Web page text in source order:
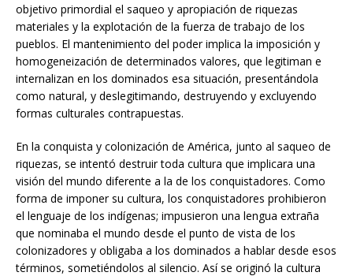
objetivo primordial el saqueo y apropiación de riquezas
materiales y la explotación de la fuerza de trabajo de los
pueblos. El mantenimiento del poder implica la imposición y
homogeneización de determinados valores, que legitiman e
internalizan en los dominados esa situación, presentándola
como natural, y deslegitimando, destruyendo y excluyendo
formas culturales contrapuestas.
En la conquista y colonización de América, junto al saqueo de
riquezas, se intentó destruir toda cultura que implicara una
visión del mundo diferente a la de los conquistadores. Como
forma de imponer su cultura, los conquistadores prohibieron
el lenguaje de los indígenas; impusieron una lengua extraña
que nominaba el mundo desde el punto de vista de los
colonizadores y obligaba a los dominados a hablar desde esos
términos, sometiéndolos al silencio. Así se originó la cultura